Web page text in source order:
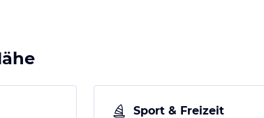
Sport & Freizeit